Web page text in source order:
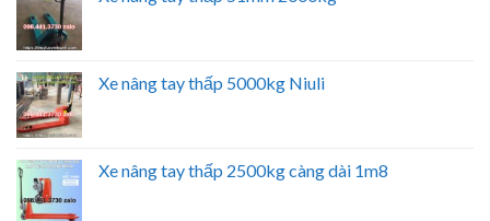
Xe nâng tay thấp 5000kg Niuli
Xe nâng tay thấp 2500kg càng dài 1m8